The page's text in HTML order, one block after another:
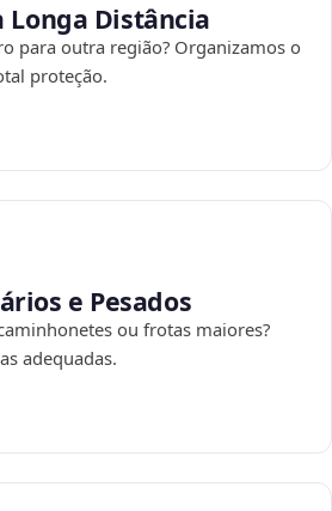
Longa Distância
para outra região? Organizamos o
proteção.
e Pesados
ou frotas maiores?
adequadas.